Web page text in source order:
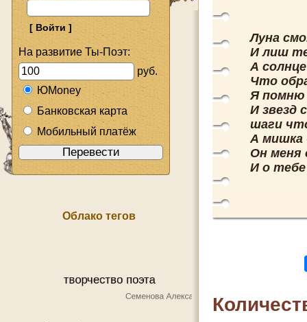
На развитие Ты-Поэт:
руб.
ЮMoney
Банковская карта
Мобильный платёж
Облако тегов
Луна
И лиш
А
Что
Я помню
И звезд
шаги
А мишка
Он меня
И о